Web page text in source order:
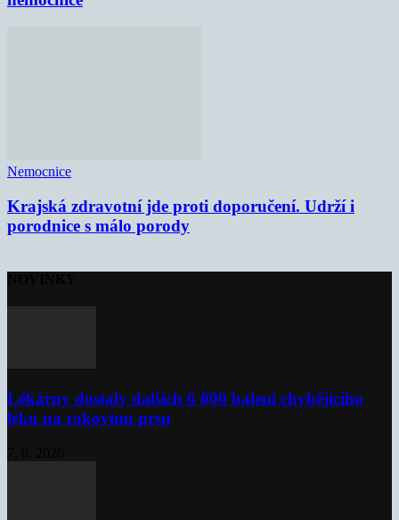
Nemocnice
Krajská zdravotní jde proti doporučení. Udrží i
porodnice s málo porody
Lékárny dostaly dalších 6 000 balení chybějícího
léku na rakovinu prsu